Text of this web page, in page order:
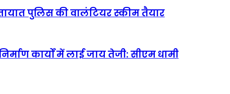
पुलिस की वालंटियर स्कीम तैयार
कार्यों में लाई जाय तेजी: सीएम धामी